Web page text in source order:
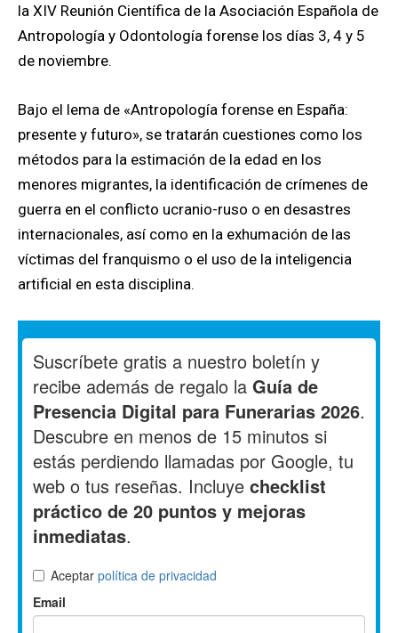
la XIV Reunión Científica de la Asociación Española de
Antropología y Odontología forense los días 3, 4 y 5
de noviembre.
Bajo el lema de «Antropología forense en España:
presente y futuro», se tratarán cuestiones como los
métodos para la estimación de la edad en los
menores migrantes, la identificación de crímenes de
guerra en el conflicto ucranio-ruso o en desastres
internacionales, así como en la exhumación de las
víctimas del franquismo o el uso de la inteligencia
artificial en esta disciplina.